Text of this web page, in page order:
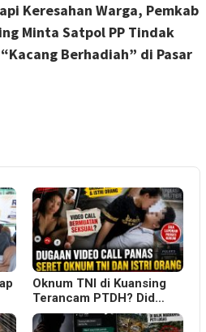
Keresahan Warga, Pemkab
Minta Satpol PP Tindak
Berhadiah” di Pasar
Oknum TNI di Kuansing
Terancam PTDH? Did…